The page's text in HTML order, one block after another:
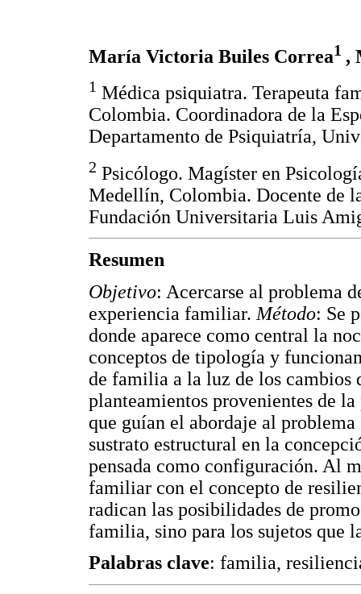
María Victoria Builes Correa1 ,
1 Médica psiquiatra. Terapeuta
Colombia. Coordinadora de la
Departamento de Psiquiatría,
2 Psicólogo. Magíster en
Medellín, Colombia. Docente de
Fundación Universitaria Luis
Resumen
Objetivo: Acercarse al problema
experiencia familiar. Método: Se
donde aparece como central la
conceptos de tipología y
de familia a la luz de los cambios
planteamientos provenientes de
que guían el abordaje al
sustrato estructural en la
pensada como configuración. Al
familiar con el concepto de
radican las posibilidades de
familia, sino para los sujetos que
Palabras clave: familia,